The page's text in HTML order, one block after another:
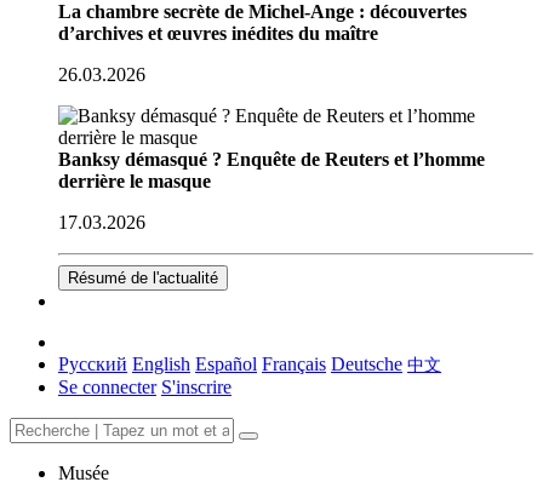
La chambre secrète de Michel-Ange : découvertes
d’archives et œuvres inédites du maître
26.03.2026
Banksy démasqué ? Enquête de Reuters et l’homme
derrière le masque
17.03.2026
Résumé de l'actualité
Русский English Español Français Deutsche 中文
Se connecter S'inscrire
Musée